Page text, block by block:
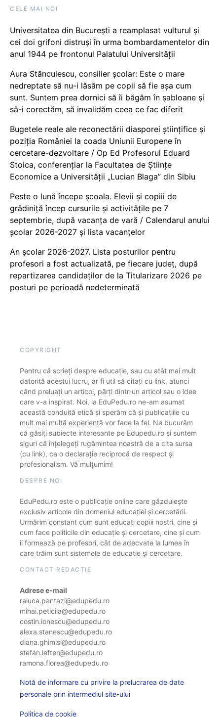
CELE MAI NOI
Universitatea din București a reamplasat vulturul și
cei doi grifoni distruși în urma bombardamentelor din
anul 1944 pe frontonul Palatului Universității
Aura Stănculescu, consilier școlar: Este o mare
nedreptate să nu-i lăsăm pe copii să fie așa cum
sunt. Suntem prea dornici să îi băgăm în șabloane și
să-i corectăm, să invalidăm ceea ce fac diferit
Bugetele reale ale reconectării diasporei științifice și
poziția României la coada Uniunii Europene în
cercetare-dezvoltare / Op Ed Profesorul Eduard
Stoica, conferențiar la Facultatea de Științe
Economice a Universității „Lucian Blaga” din Sibiu
Peste o lună începe școala. Elevii și copiii de
grădiniță încep cursurile și activitățile pe 7
septembrie, după vacanța de vară / Calendarul anului
școlar 2026-2027 și lista vacanțelor
An școlar 2026-2027. Lista posturilor pentru
profesori a fost actualizată, pe fiecare județ, după
repartizarea candidaților de la Titularizare 2026 pe
posturi pe perioadă nedeterminată
COPYRIGHT
Pentru că scrieți despre educație, sau cu atât mai mult
datorită acestui lucru, ar fi util să citați cu link, atunci
când preluați un articol, părți dintr-un articol sau o idee
care v-a inspirat. Noi, la EduPedu.ro ne-am asumat
această conduită etică și sperăm că și publicațiile cu
mult mai multă experiență vor face la fel. Ne bucurăm
că găsiți subiecte interesante pe Edupedu.ro și suntem
siguri că înțelegeți rugămintea noastră de a cita sursa
(cu link), ca o declarație reciprocă de respect și
profesionalism. Vă mulțumim!
DESPRE NOI
EduPedu.ro este o publicație online care găzduiește
exclusiv articole din domeniul educației și cercetării.
Urmărim constant cum sunt educați copiii noștri, cine și
cum face politicile din educație și cercetare, cine și cum
îi formează pe profesori, cât de adecvate la lumea în
care trăim sunt sistemele de educație și cercetare.
CONTACT REDACȚIE
Adrese e-mail
raluca.pantazi@edupedu.ro
mihai.peticila@edupedu.ro
costin.ionescu@edupedu.ro
alexa.stanescu@edupedu.ro
diana.ghimisi@edupedu.ro
stefan.lefter@edupedu.ro
ramona.florea@edupedu.ro
Notă de informare cu privire la prelucrarea de date
personale prin intermediul site-ului
Politica de cookie